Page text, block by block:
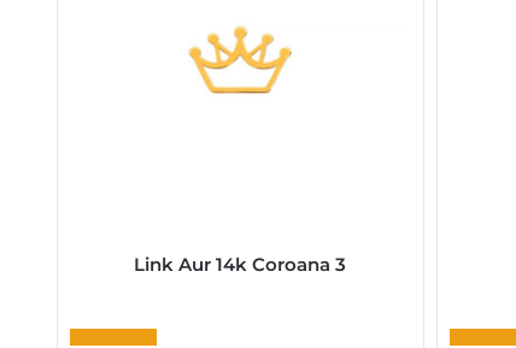
Link Aur 14k Coroana 3